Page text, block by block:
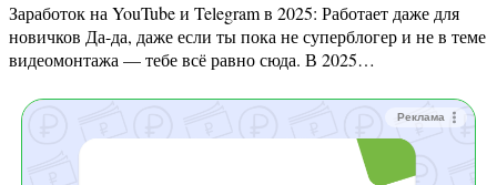
Заработок на YouTube и Telegram в 2025: Работает даже для
новичков Да-да, даже если ты пока не суперблогер и не в теме
видеомонтажа — тебе всё равно сюда. В 2025…
Реклама